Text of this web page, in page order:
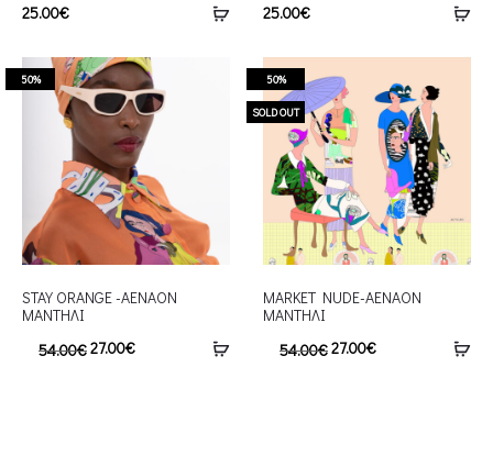
25.00€
25.00€
50%
STAY ORANGE -AENAON
ΜΑΝΤΗΛΙ
54.00€27.00€
50%
SOLD OUT
MARKET NUDE-AENAON
ΜΑΝΤΗΛΙ
54.00€27.00€